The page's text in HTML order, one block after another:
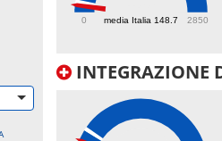
media Italia 148.7
0 2850
INTEGRAZIONE